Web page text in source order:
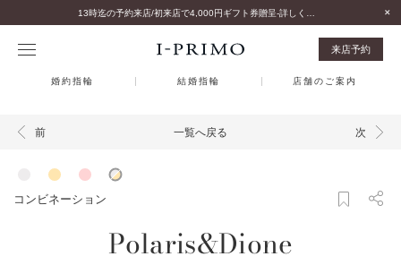
来店予約
婚約指輪 結婚指輪 店舗のご案内
前 一覧へ戻る 次
コンビネーション
Polaris&Dione